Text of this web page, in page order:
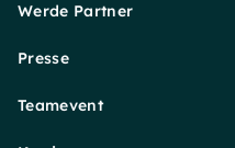
Werde Partner
Presse
Teamevent